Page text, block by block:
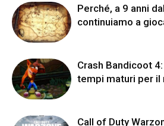
Perché, a 9 anni
continuiamo a
Crash Bandicoot
tempi maturi per il
Call of Duty